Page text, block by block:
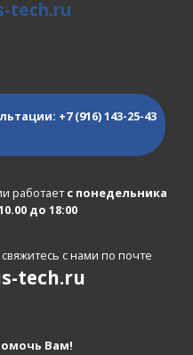
tech.ru
+7 (916) 143-25-43
работаетс понедельника
до 18:00
с нами по почте
tech.ru
Вам!